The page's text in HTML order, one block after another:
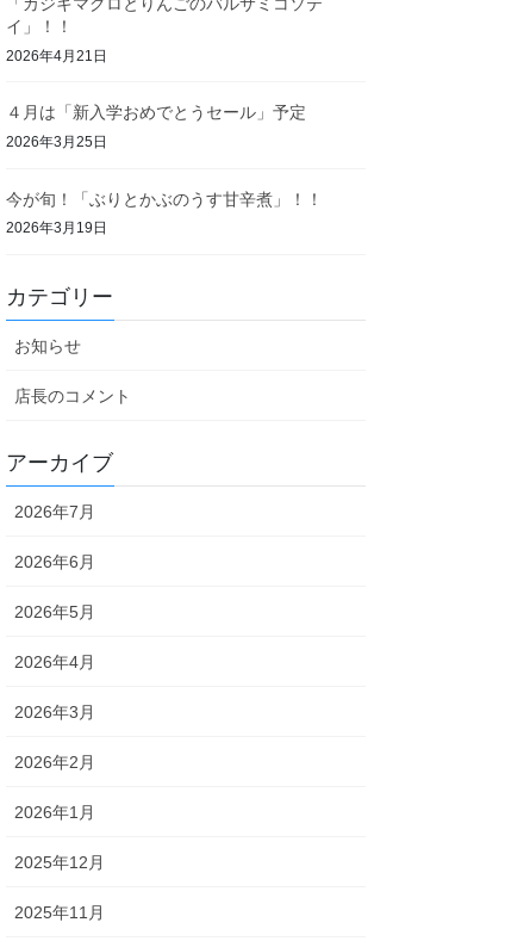
イ」！！
2026年4月21日
４月は「新入学おめでとうセール」予定
2026年3月25日
今が旬！「ぶりとかぶのうす甘辛煮」！！
2026年3月19日
カテゴリー
お知らせ
店長のコメント
アーカイブ
2026年7月
2026年6月
2026年5月
2026年4月
2026年3月
2026年2月
2026年1月
2025年12月
2025年11月